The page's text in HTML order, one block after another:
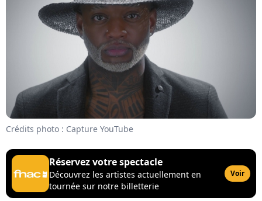
Crédits photo : Capture YouTube
Réservez votre spectacle
Découvrez les artistes actuellement en
tournée sur notre billetterie
Voir